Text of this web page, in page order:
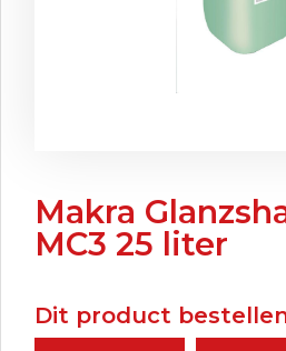
Makra
MC3 25 liter
Dit product